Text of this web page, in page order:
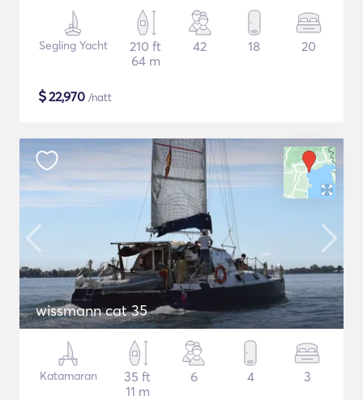
Segling Yacht
210 ft
64 m
42 18 20
$22,970 /natt
wissmann cat 35
Katamaran
35 ft
11 m
6 4 3